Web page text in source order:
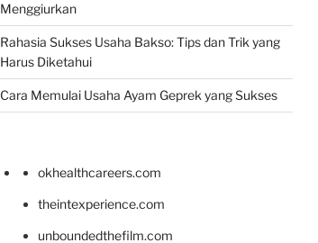
Menggiurkan
Rahasia Sukses Usaha Bakso: Tips dan Trik yang
Harus Diketahui
Cara Memulai Usaha Ayam Geprek yang Sukses
okhealthcareers.com
theintexperience.com
unboundedthefilm.com